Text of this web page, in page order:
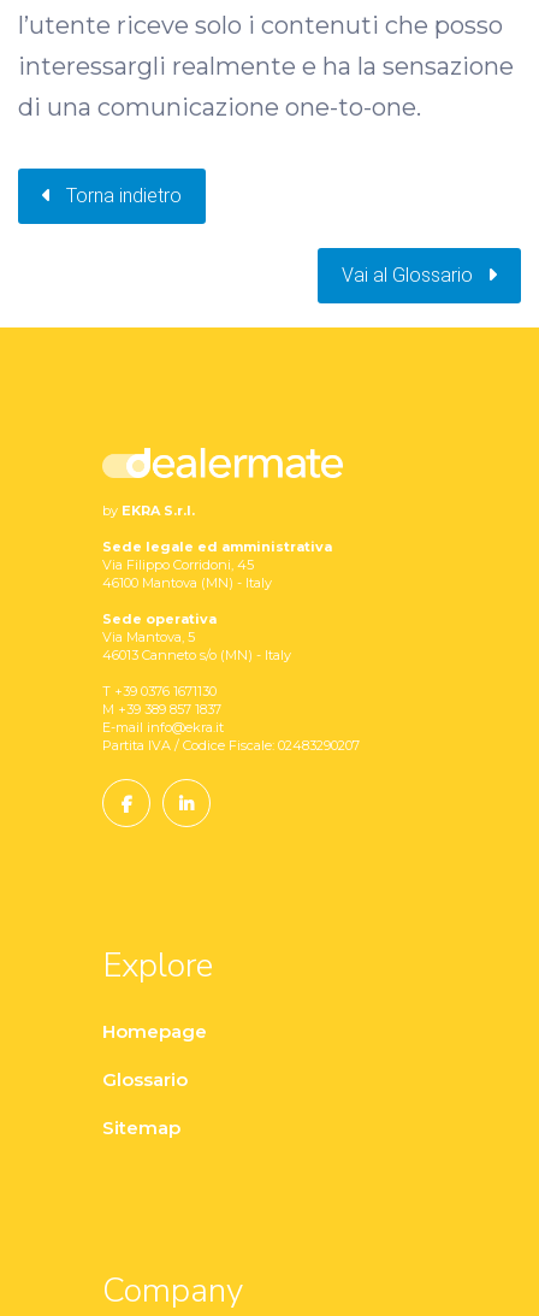
l’utente riceve solo i contenuti che posso
interessargli realmente e ha la sensazione
di una comunicazione one-to-one.
Torna indietro
Vai al Glossario
by EKRA S.r.l.
Sede legale ed amministrativa
Via Filippo Corridoni, 45
46100 Mantova (MN) - Italy
Sede operativa
Via Mantova, 5
46013 Canneto s/o (MN) - Italy
T +39 0376 1671130
M +39 389 857 1837
E-mail info@ekra.it
Partita IVA / Codice Fiscale: 02483290207
Explore
Homepage
Glossario
Sitemap
Company